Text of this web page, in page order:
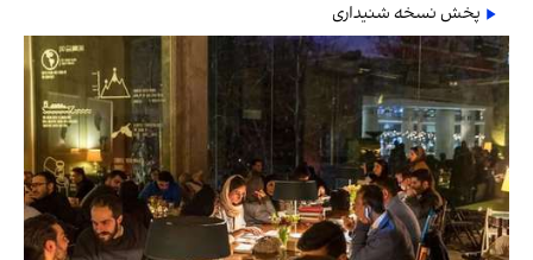
پخش نسخه شنیداری